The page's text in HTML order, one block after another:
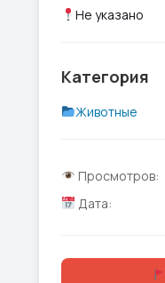
Не указано
Категория
Животные
Просмотров:
Дата: